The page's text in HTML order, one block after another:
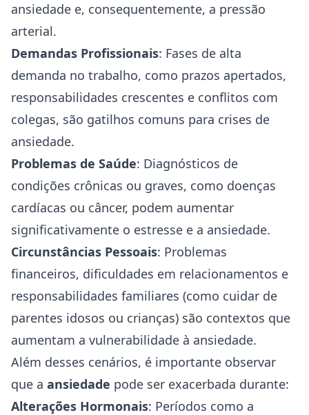
ansiedade e, consequentemente, a pressão
arterial.
Demandas Profissionais: Fases de alta
demanda no trabalho, como prazos apertados,
responsabilidades crescentes e conflitos com
colegas, são gatilhos comuns para crises de
ansiedade.
Problemas de Saúde: Diagnósticos de
condições crônicas ou graves, como doenças
cardíacas ou câncer, podem aumentar
significativamente o estresse e a ansiedade.
Circunstâncias Pessoais: Problemas
financeiros, dificuldades em relacionamentos e
responsabilidades familiares (como cuidar de
parentes idosos ou crianças) são contextos que
aumentam a vulnerabilidade à ansiedade.
Além desses cenários, é importante observar
que a ansiedade pode ser exacerbada durante:
Alterações Hormonais: Períodos como a